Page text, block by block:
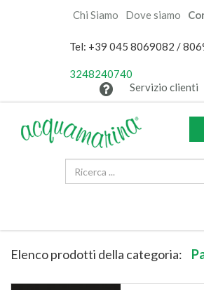
Chi Siamo Dove siamo
Tel: +39 045 8069082 /
3248240740
Servizio clienti
Elenco prodotti della categoria: